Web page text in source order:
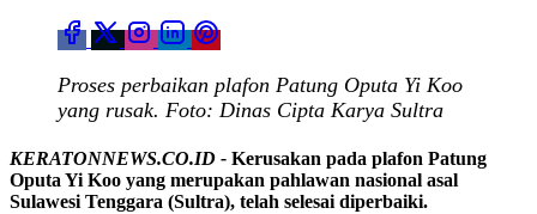
Proses perbaikan plafon Patung Oputa Yi Koo
yang rusak. Foto: Dinas Cipta Karya Sultra
KERATONNEWS.CO.ID - Kerusakan pada plafon Patung
Oputa Yi Koo yang merupakan pahlawan nasional asal
Sulawesi Tenggara (Sultra), telah selesai diperbaiki.